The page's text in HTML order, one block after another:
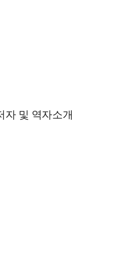
자 및 역자소개